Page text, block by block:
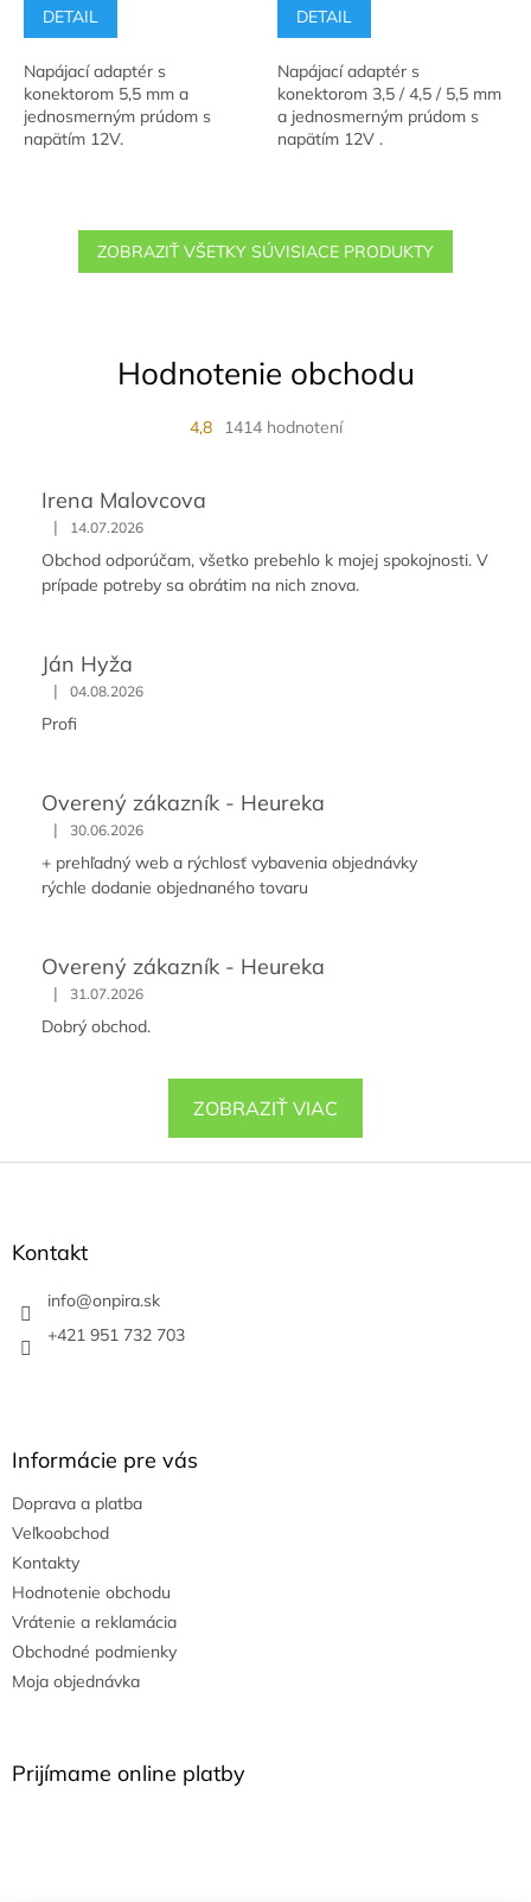
DETAIL
Napájací adaptér s
konektorom 5,5 mm a
jednosmerným prúdom s
napätím 12V.
DETAIL
Napájací adaptér s
konektorom 3,5 / 4,5 / 5,5 mm
a jednosmerným prúdom s
napätím 12V .
ZOBRAZIŤ VŠETKY SÚVISIACE PRODUKTY
Hodnotenie obchodu
4,8 1414 hodnotení
Irena Malovcova
| 14.07.2026
Obchod odporúčam, všetko prebehlo k mojej spokojnosti. V
prípade potreby sa obrátim na nich znova.
Ján Hyža
| 04.08.2026
Profi
Overený zákazník - Heureka
| 30.06.2026
+ prehľadný web a rýchlosť vybavenia objednávky
rýchle dodanie objednaného tovaru
Overený zákazník - Heureka
| 31.07.2026
Dobrý obchod.
ZOBRAZIŤ VIAC
Z
Kontakt
info@onpira.sk
+421 951 732 703
Informácie pre vás
Doprava a platba
Veľkoobchod
Kontakty
Hodnotenie obchodu
Vrátenie a reklamácia
Obchodné podmienky
Moja objednávka
Prijímame online platby